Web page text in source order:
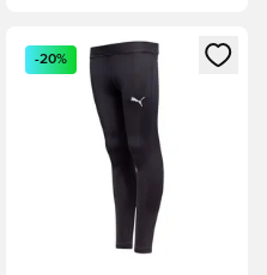
oder Registrieren als
Öffnet ein Fenster zum
-20%